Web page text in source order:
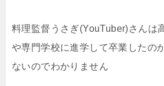
料理監督うさぎ(YouTuber)さんは
や専門学校に進学して卒業したの
ないのでわかりません